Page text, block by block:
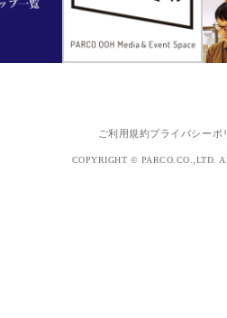
ご利用規約プライバシーポ
COPYRIGHT © PARCO.CO.,LTD.